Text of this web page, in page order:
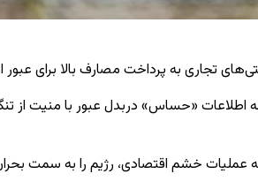
تجاری به پرداخت مصارف بالا برای عبور
اطلاعات «حساس» دربدل عبور با منیت
که عملیات خشم اقتصادی، رژیم را به سمت